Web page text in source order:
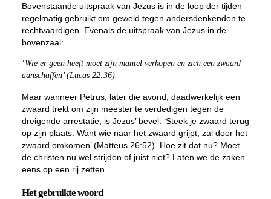
Bovenstaande uitspraak van Jezus is in de loop der tijden
regelmatig gebruikt om geweld tegen andersdenkenden te
rechtvaardigen. Evenals de uitspraak van Jezus in de
bovenzaal:
‘Wie er geen heeft moet zijn mantel verkopen en zich een zwaard
aanschaffen’ (Lucas 22:36).
Maar wanneer Petrus, later die avond, daadwerkelijk een
zwaard trekt om zijn meester te verdedigen tegen de
dreigende arrestatie, is Jezus’ bevel: ‘Steek je zwaard terug
op zijn plaats. Want wie naar het zwaard grijpt, zal door het
zwaard omkomen’ (Matteüs 26:52). Hoe zit dat nu? Moet
de christen nu wel strijden of juist niet? Laten we de zaken
eens op een rij zetten.
Het gebruikte woord